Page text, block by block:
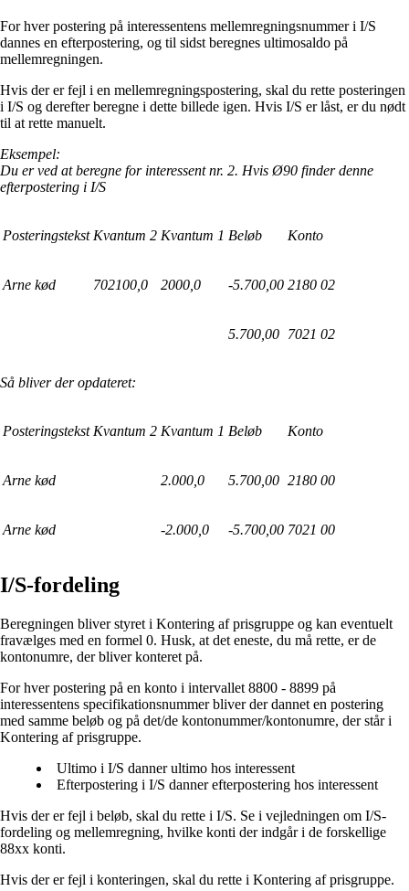
For hver postering på interessentens mellemregningsnummer i I/S
dannes en efterpostering, og til sidst beregnes ultimosaldo på
mellemregningen.
Hvis der er fejl i en mellemregningspostering, skal du rette posteringen
i I/S og derefter beregne i dette billede igen. Hvis I/S er låst, er du nødt
til at rette manuelt.
Eksempel:
Du er ved at beregne for interessent nr. 2. Hvis Ø90 finder denne
efterpostering i I/S
Posteringstekst Kvantum 2 Kvantum 1 Beløb Konto
Arne kød 702100,0 2000,0 -5.700,00 2180 02
5.700,00 7021 02
Så bliver der opdateret:
Posteringstekst Kvantum 2 Kvantum 1 Beløb Konto
Arne kød 2.000,0 5.700,00 2180 00
Arne kød -2.000,0 -5.700,00 7021 00
I/S-fordeling
Beregningen bliver styret i Kontering af prisgruppe og kan eventuelt
fravælges med en formel 0. Husk, at det eneste, du må rette, er de
kontonumre, der bliver konteret på.
For hver postering på en konto i intervallet 8800 - 8899 på
interessentens specifikationsnummer bliver der dannet en postering
med samme beløb og på det/de kontonummer/kontonumre, der står i
Kontering af prisgruppe.
Ultimo i I/S danner ultimo hos interessent
Efterpostering i I/S danner efterpostering hos interessent
Hvis der er fejl i beløb, skal du rette i I/S. Se i vejledningen om I/S-
fordeling og mellemregning, hvilke konti der indgår i de forskellige
88xx konti.
Hvis der er fejl i konteringen, skal du rette i Kontering af prisgruppe.